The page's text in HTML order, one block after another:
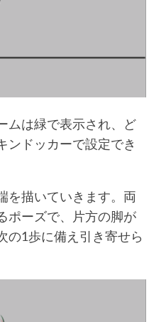
ムは緑で表示され、ど
ンドッカーで設定でき
を描いていきます。両
ポーズで、片方の脚が
の1歩に備え引き寄せら